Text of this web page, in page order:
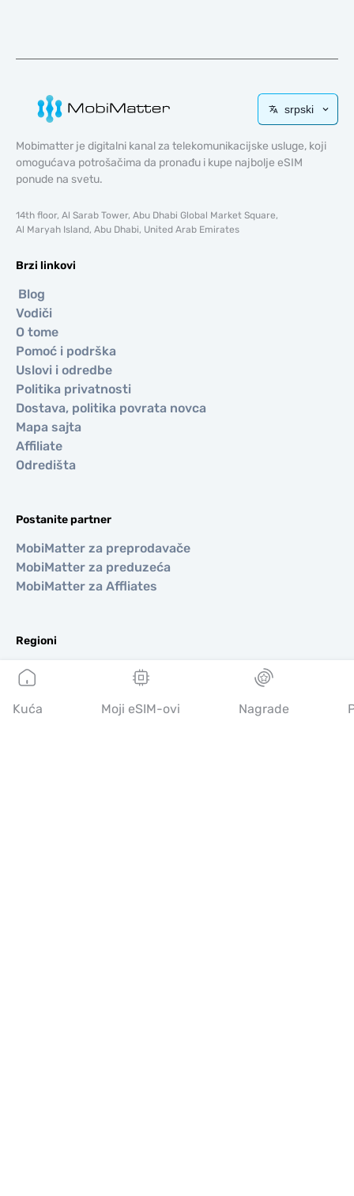
srpski
Mobimatter je digitalni kanal za telekomunikacijske usluge, koji
omogućava potrošačima da pronađu i kupe najbolje eSIM
ponude na svetu.
14th floor, Al Sarab Tower, Abu Dhabi Global Market Square,
Al Maryah Island, Abu Dhabi, United Arab Emirates
Brzi linkovi
Blog
Vodiči
O tome
Pomoć i podrška
Uslovi i odredbe
Politika privatnosti
Dostava, politika povrata novca
Mapa sajta
Affiliate
Odredišta
Postanite partner
MobiMatter za preprodavače
MobiMatter za preduzeća
MobiMatter za Affliates
Regioni
eSIM za Evropa
eSIM za Azija
eSIM za Amerike
Kuća Moji eSIM-ovi Nagrade